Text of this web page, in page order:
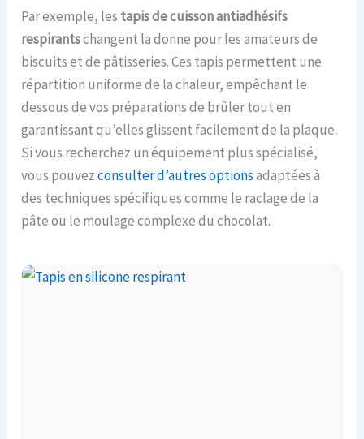
Par exemple, les tapis de cuisson antiadhésifs
respirantschangent la donne pour les amateurs de
biscuits et de pâtisseries. Ces tapis permettent une
répartition uniforme de la chaleur, empêchant le
dessous de vos préparations de brûler tout en
garantissant qu’elles glissent facilement de la plaque.
Si vous recherchez un équipement plus spécialisé,
vous pouvezconsulter d’autres optionsadaptées à
des techniques spécifiques comme le raclage de la
pâte ou le moulage complexe du chocolat.